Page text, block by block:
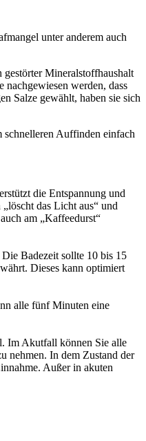
unter anderem auch
Mineralstoffhaushalt
nachgewiesen werden, dass
Salze gewählt, haben sie sich
schnelleren Auffinden einfach
die Entspannung und
„löscht das Licht aus“ und
am „Kaffeedurst“
Badezeit sollte 10 bis 15
Dieses kann optimiert
alle fünf Minuten eine
Im Akutfall können Sie alle
nehmen. In dem Zustand der
Außer in akuten